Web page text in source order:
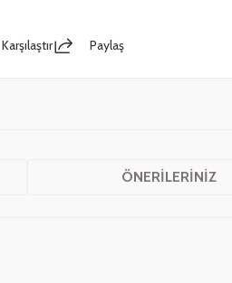
Karşılaştır Paylaş
ÖNERILERINIZ